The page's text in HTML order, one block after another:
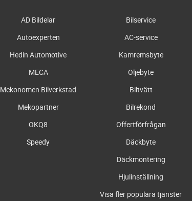
AD Bildelar
Autoexperten
Hedin Automotive
MECA
Mekonomen Bilverkstad
Mekopartner
OKQ8
Speedy
Bilservice
AC-service
Kamremsbyte
Oljebyte
Biltvätt
Bilrekond
Offertförfrågan
Däckbyte
Däckmontering
Hjulinställning
Visa fler populära tjänster